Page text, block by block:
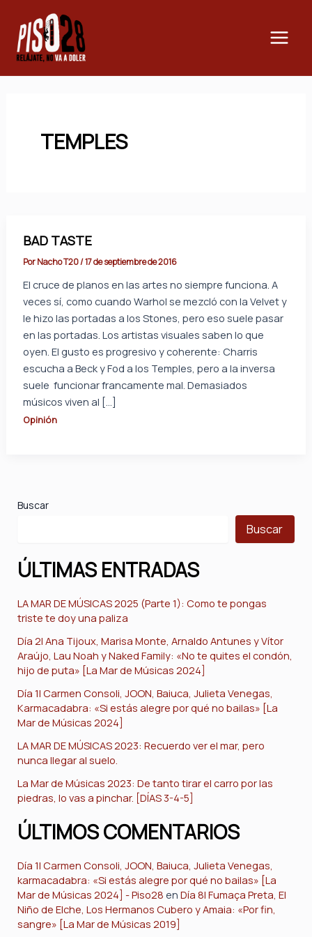
contenido
TEMPLES
BAD TASTE
PorNacho T20/17 de septiembre de 2016
El cruce de planos en las artes no siempre funciona. A
veces sí, como cuando Warhol se mezcló con la Velvet y
le hizo las portadas a los Stones, pero eso suele pasar
en las portadas. Los artistas visuales saben lo que
oyen. El gusto es progresivo y coherente: Charris
escucha a Beck y Fod a los Temples, pero a la inversa
suele funcionar francamente mal. Demasiados
músicos viven al […]
Opinión
Buscar
Buscar
ÚLTIMAS ENTRADAS
LA MAR DE MÚSICAS 2025 (Parte 1): Como te pongas
triste te doy una paliza
Día 2| Ana Tijoux, Marisa Monte, Arnaldo Antunes y Vítor
Araújo, Lau Noah y Naked Family: «No te quites el condón,
hijo de puta» [La Mar de Músicas 2024]
Día 1| Carmen Consoli, JOON, Baiuca, Julieta Venegas,
Karmacadabra: «Si estás alegre por qué no bailas» [La
Mar de Músicas 2024]
LA MAR DE MÚSICAS 2023: Recuerdo ver el mar, pero
nunca llegar al suelo.
La Mar de Músicas 2023: De tanto tirar el carro por las
piedras, lo vas a pinchar. [DÍAS 3-4-5]
ÚLTIMOS COMENTARIOS
Día 1| Carmen Consoli, JOON, Baiuca, Julieta Venegas,
karmacadabra: «Si estás alegre por qué no bailas» [La
Mar de Músicas 2024] - Piso28 enDía 8| Fumaça Preta, El
Niño de Elche, Los Hermanos Cubero y Amaia: «Por fin,
sangre» [La Mar de Músicas 2019]